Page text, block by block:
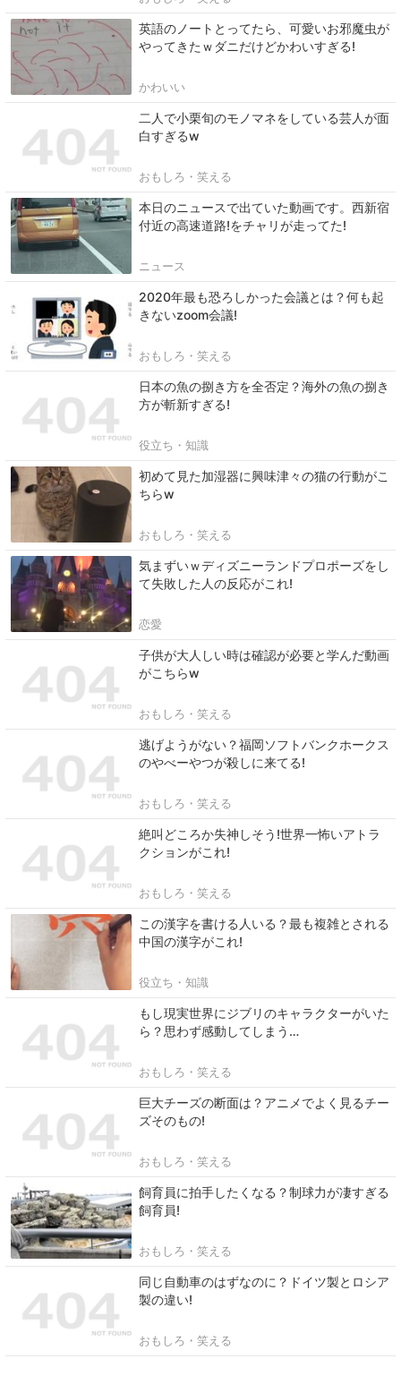
英語のノートとってたら、可愛いお邪魔虫が
やってきたｗダニだけどかわいすぎる!
かわいい
二人で小栗旬のモノマネをしている芸人が面
白すぎるw
おもしろ・笑える
本日のニュースで出ていた動画です。西新宿
付近の高速道路!をチャリが走ってた!
ニュース
2020年最も恐ろしかった会議とは？何も起
きないzoom会議!
おもしろ・笑える
日本の魚の捌き方を全否定？海外の魚の捌き
方が斬新すぎる!
役立ち・知識
初めて見た加湿器に興味津々の猫の行動がこ
ちらw
おもしろ・笑える
気まずいｗディズニーランドプロポーズをし
て失敗した人の反応がこれ!
恋愛
子供が大人しい時は確認が必要と学んだ動画
がこちらw
おもしろ・笑える
逃げようがない？福岡ソフトバンクホークス
のやべーやつが殺しに来てる!
おもしろ・笑える
絶叫どころか失神しそう!世界一怖いアトラ
クションがこれ!
おもしろ・笑える
この漢字を書ける人いる？最も複雑とされる
中国の漢字がこれ!
役立ち・知識
もし現実世界にジブリのキャラクターがいた
ら？思わず感動してしまう…
おもしろ・笑える
巨大チーズの断面は？アニメでよく見るチー
ズそのもの!
おもしろ・笑える
飼育員に拍手したくなる？制球力が凄すぎる
飼育員!
おもしろ・笑える
同じ自動車のはずなのに？ドイツ製とロシア
製の違い!
おもしろ・笑える